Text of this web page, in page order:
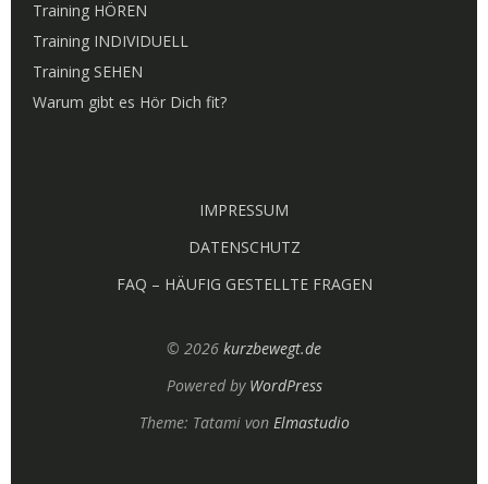
Training HÖREN
Training INDIVIDUELL
Training SEHEN
Warum gibt es Hör Dich fit?
IMPRESSUM
DATENSCHUTZ
FAQ – HÄUFIG GESTELLTE FRAGEN
© 2026 kurzbewegt.de
Powered by WordPress
Theme: Tatami von Elmastudio